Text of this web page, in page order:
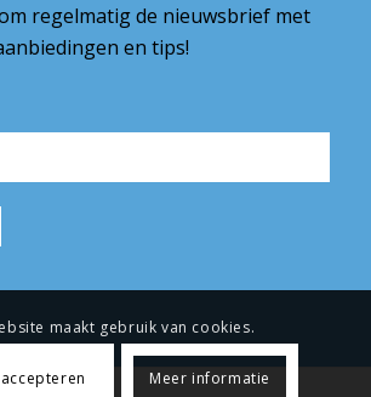
regelmatig de nieuwsbrief met
en tips!
maakt gebruik van cookies.
Meer informatie